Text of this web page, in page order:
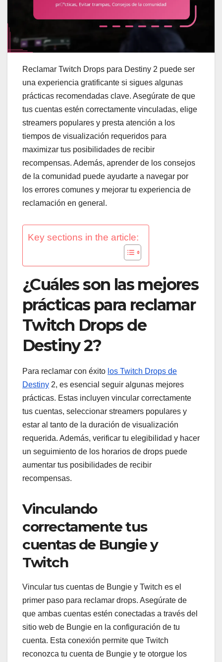
Reclamar Twitch Drops para Destiny 2 puede ser
una experiencia gratificante si sigues algunas
prácticas recomendadas clave. Asegúrate de que
tus cuentas estén correctamente vinculadas, elige
streamers populares y presta atención a los
tiempos de visualización requeridos para
maximizar tus posibilidades de recibir
recompensas. Además, aprender de los consejos
de la comunidad puede ayudarte a navegar por
los errores comunes y mejorar tu experiencia de
reclamación en general.
Key sections in the article:
¿Cuáles son las mejores
prácticas para reclamar
Twitch Drops de
Destiny 2?
Para reclamar con éxito los Twitch Drops de
Destiny 2, es esencial seguir algunas mejores
prácticas. Estas incluyen vincular correctamente
tus cuentas, seleccionar streamers populares y
estar al tanto de la duración de visualización
requerida. Además, verificar tu elegibilidad y hacer
un seguimiento de los horarios de drops puede
aumentar tus posibilidades de recibir
recompensas.
Vinculando
correctamente tus
cuentas de Bungie y
Twitch
Vincular tus cuentas de Bungie y Twitch es el
primer paso para reclamar drops. Asegúrate de
que ambas cuentas estén conectadas a través del
sitio web de Bungie en la configuración de tu
cuenta. Esta conexión permite que Twitch
reconozca tu cuenta de Bungie y te otorgue los